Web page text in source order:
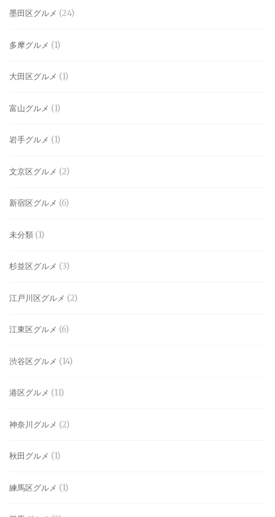
墨田区グルメ (24)
多摩グルメ (1)
大田区グルメ (1)
富山グルメ (1)
岩手グルメ (1)
文京区グルメ (2)
新宿区グルメ (6)
未分類 (1)
杉並区グルメ (3)
江戸川区グルメ (2)
江東区グルメ (6)
渋谷区グルメ (14)
港区グルメ (11)
神奈川グルメ (2)
秋田グルメ (1)
練馬区グルメ (1)